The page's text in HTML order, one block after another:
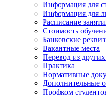
Информация для
Информация для
Расписание
Стоимость
Банковские
Вакантные места
Перевод из других
Практика
Нормативные
Дополнительные
Профком